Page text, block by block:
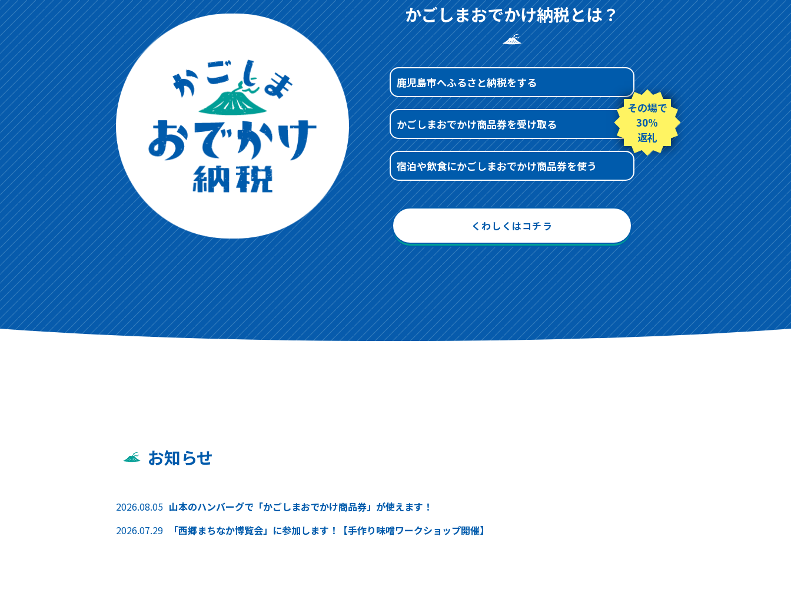
かごしまおでかけ納税とは？
鹿児島市へふるさと納税をする
かごしまおでかけ商品券を受け取る
その場で
30%
返礼
宿泊や飲食にかごしまおでかけ商品券を使う
くわしくはコチラ
お知らせ
2026.08.05 山本のハンバーグで「かごしまおでかけ商品券」が使えます！
2026.07.29
「西郷まちなか博覧会」に参加します！【手作り味噌ワークショップ開催】